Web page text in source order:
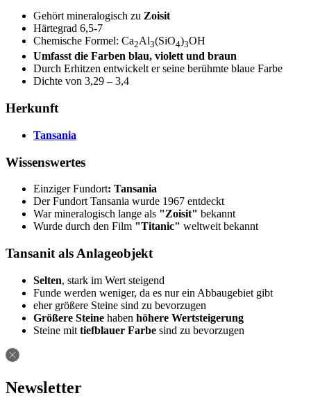
Gehört mineralogisch zu Zoisit
Härtegrad 6,5-7
Chemische Formel: Ca2Al3(SiO4)3OH
Umfasst die Farben blau, violett und braun
Durch Erhitzen entwickelt er seine berühmte blaue Farbe
Dichte von 3,29 – 3,4
Herkunft
Tansania
Wissenswertes
Einziger Fundort: Tansania
Der Fundort Tansania wurde 1967 entdeckt
War mineralogisch lange als "Zoisit" bekannt
Wurde durch den Film "Titanic" weltweit bekannt
Tansanit als Anlageobjekt
Selten, stark im Wert steigend
Funde werden weniger, da es nur ein Abbaugebiet gibt
eher größere Steine sind zu bevorzugen
Größere Steine haben höhere Wertsteigerung
Steine mit tiefblauer Farbe sind zu bevorzugen
Newsletter